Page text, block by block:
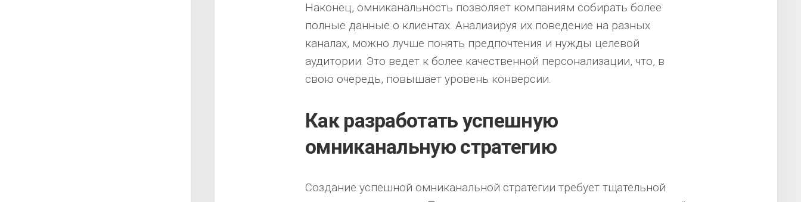
Наконец, омниканальность позволяет компаниям собирать более
полные данные о клиентах. Анализируя их поведение на разных
каналах, можно лучше понять предпочтения и нужды целевой
аудитории. Это ведет к более качественной персонализации, что, в
свою очередь, повышает уровень конверсии.
Как разработать успешную
омниканальную стратегию
Создание успешной омниканальной стратегии требует тщательной